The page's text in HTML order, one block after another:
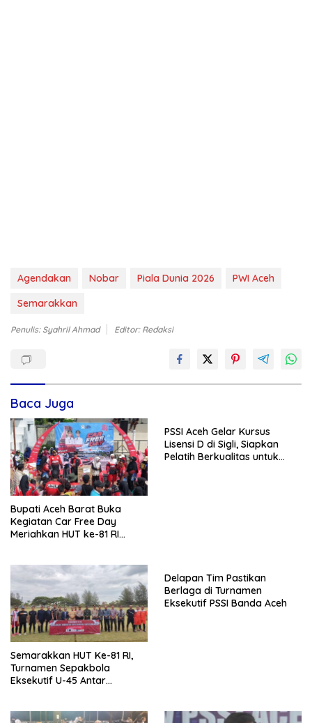
Agendakan Nobar Piala Dunia 2026
PWI Aceh
Semarakkan
Penulis: Syahril Ahmad Editor: Redaksi
Baca Juga
Bupati Aceh Barat Buka
Kegiatan Car Free Day
Meriahkan HUT ke-81 RI
PSSI Aceh Gelar Kursus
Lisensi D di Sigli, Siapkan
Pelatih Berkualitas untuk
Semarakkan HUT Ke-81 RI,
Turnamen Sepakbola
Eksekutif U-45 Antar
Delapan Tim Pastikan
Berlaga di Turnamen
Eksekutif PSSI Banda Aceh